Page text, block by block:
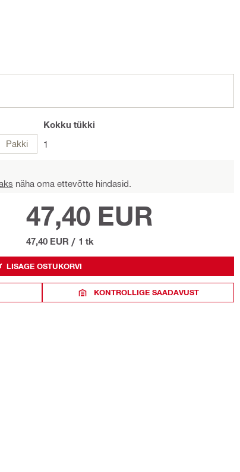
Pakki
Kokku tükki
1
näha oma ettevõtte hindasid.
47,40 EUR
47,40 EUR / 1 tk
LISAGE OSTUKORVI
KONTROLLIGE SAADAVUST